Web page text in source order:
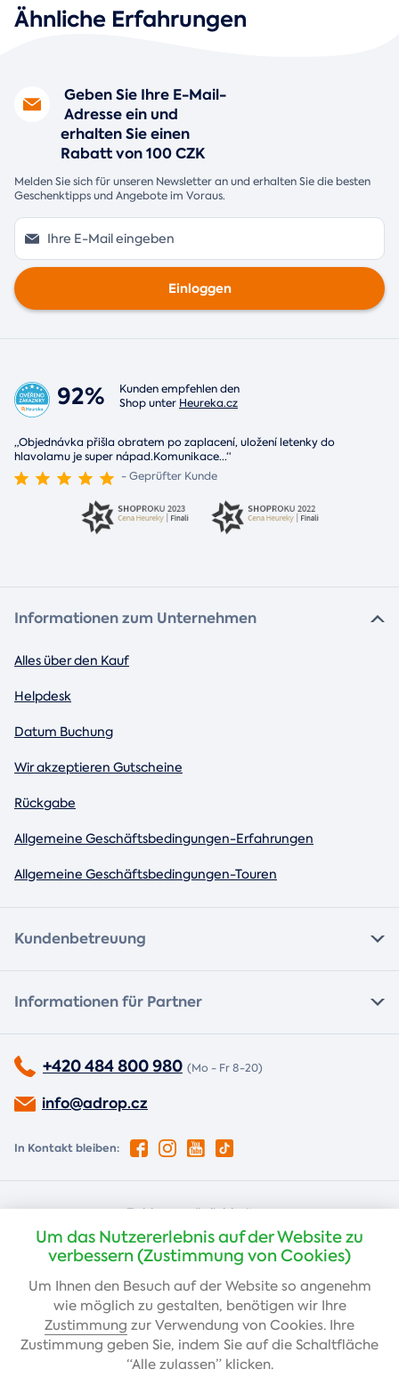
Ähnliche Erfahrungen
Geben Sie Ihre E-Mail-
Adresse ein und
erhalten Sie einen
Rabatt von 100 CZK
Melden Sie sich für unseren Newsletter an und erhalten Sie die besten
Geschenktipps und Angebote im Voraus.
Einloggen
92%
Kunden empfehlen den
Shop unter Heureka.cz
„Objednávka přišla obratem po zaplacení, uložení letenky do
hlavolamu je super nápad.Komunikace...“
- Geprüfter Kunde
Informationen zum Unternehmen
Alles über den Kauf
Helpdesk
Datum Buchung
Wir akzeptieren Gutscheine
Rückgabe
Allgemeine Geschäftsbedingungen-Erfahrungen
Allgemeine Geschäftsbedingungen-Touren
Kundenbetreuung
Informationen für Partner
+420 484 800 980 (Mo - Fr 8-20)
info@adrop.cz
In Kontakt bleiben:
Zahlungsmöglichkeiten:
Nachnahme Kartenzahlung
Banküberweisung
Um das Nutzererlebnis auf der Website zu
verbessern (Zustimmung von Cookies)
Um Ihnen den Besuch auf der Website so angenehm
wie möglich zu gestalten, benötigen wir Ihre
Zustimmung zur Verwendung von Cookies. Ihre
Zustimmung geben Sie, indem Sie auf die Schaltfläche
“Alle zulassen” klicken.